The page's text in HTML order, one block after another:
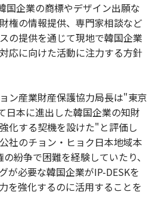
国企業の商標やデザイン出願な
権の情報提供、専門家相談など
の提供を通じて現地で韓国企業
応に向けた活動に注力する方針
ン産業財産保護協力局長は"東京
日本に進出した韓国企業の知財
化する契機を設けた"と評価し
社のチョン・ヒョク日本地域本
紛争で困難を経験していたり、
が必要な韓国企業がIP-DESKを
を強化するのに活用することを